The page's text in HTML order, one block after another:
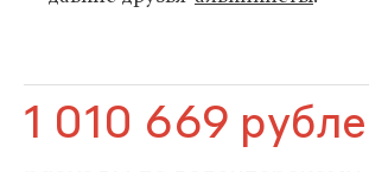
1 010 669